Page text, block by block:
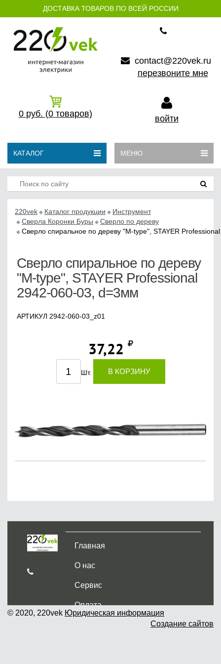
ДОСТАВКА ТОВАРОВ ПО ВСЕЙ РОССИИ
contact@220vek.ru
перезвоните мне
0 руб. (0 товаров) войти
КАТАЛОГ МЕНЮ
220vek Каталог продукции
Инструмент
Сверла Коронки Буры
Сверло по дереву
Сверло спиральное по дереву "M-type", STAYER
Сверло спиральное по дереву
"M-type", STAYER Professional
2942-060-03, d=3мм
АРТИКУЛ 2942-060-03_z01
37,22
Шт. В КОРЗИНУ
Главная
О нас
Сервис
Оплата
Доставка и самовывоз
© 2020, 220vek Юридическая информация
Создание сайтов